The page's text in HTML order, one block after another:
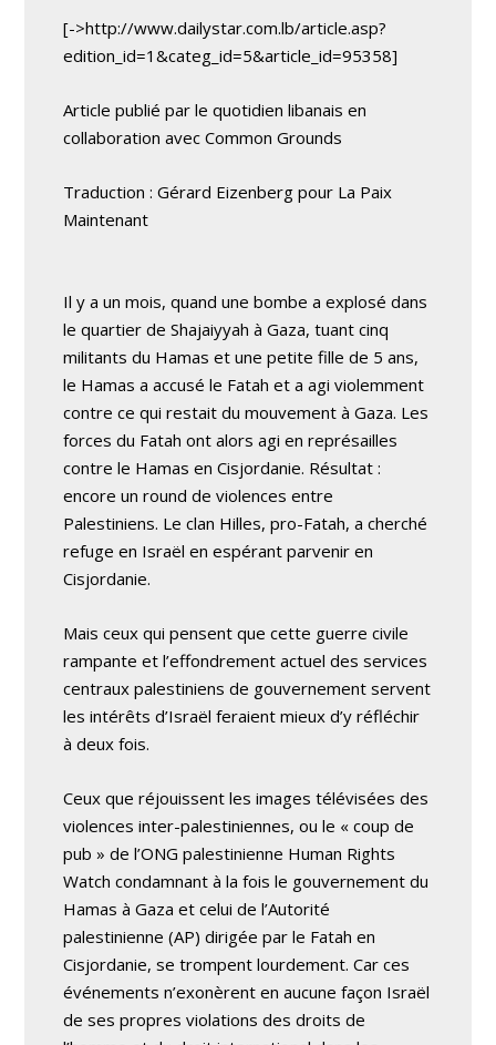
[->http://www.dailystar.com.lb/article.asp?
edition_id=1&categ_id=5&article_id=95358]
Article publié par le quotidien libanais en
collaboration avecCommon Grounds
Traduction : Gérard Eizenberg pour La Paix
Maintenant
Il y a un mois, quand une bombe a explosé dans
le quartier de Shajaiyyah à Gaza, tuant cinq
militants du Hamas et une petite fille de 5 ans,
le Hamas a accusé le Fatah et a agi violemment
contre ce qui restait du mouvement à Gaza. Les
forces du Fatah ont alors agi en représailles
contre le Hamas en Cisjordanie. Résultat :
encore un round de violences entre
Palestiniens. Le clan Hilles, pro-Fatah, a cherché
refuge en Israël en espérant parvenir en
Cisjordanie.
Mais ceux qui pensent que cette guerre civile
rampante et l’effondrement actuel des services
centraux palestiniens de gouvernement servent
les intérêts d’Israël feraient mieux d’y réfléchir
à deux fois.
Ceux que réjouissent les images télévisées des
violences inter-palestiniennes, ou le « coup de
pub » de l’ONG palestinienne Human Rights
Watch condamnant à la fois le gouvernement du
Hamas à Gaza et celui de l’Autorité
palestinienne (AP) dirigée par le Fatah en
Cisjordanie, se trompent lourdement. Car ces
événements n’exonèrent en aucune façon Israël
de ses propres violations des droits de